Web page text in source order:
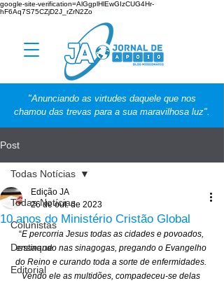
google-site-verification=AlGgplHlEwGIzCUG4Hr-
hF6Aq7S75CZjD2J_rZrN2Zo
"Anunciando as virtudes daquele que nos
chamou das trevas para a sua maravilhosa luz".
Post
Todas Notícias
Colunistas
Destaque
Editorial
Todas Notícias
10 anos do Ministério Cristão Global
Edição JA
26 de out. de 2023
“E percorria Jesus todas as cidades e povoados,
ensinando nas sinagogas, pregando o Evangelho
do Reino e curando toda a sorte de enfermidades.
Vendo ele as multidões, compadeceu-se delas